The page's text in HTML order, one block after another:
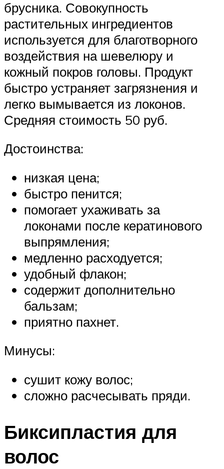
брусника. Совокупность
растительных ингредиентов
используется для благотворного
воздействия на шевелюру и
кожный покров головы. Продукт
быстро устраняет загрязнения и
легко вымывается из локонов.
Средняя стоимость 50 руб.
Достоинства:
низкая цена;
быстро пенится;
помогает ухаживать за
локонами после кератинового
выпрямления;
медленно расходуется;
удобный флакон;
содержит дополнительно
бальзам;
приятно пахнет.
Минусы:
сушит кожу волос;
сложно расчесывать пряди.
Биксипластия для
волос